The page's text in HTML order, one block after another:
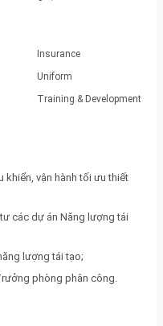
Insurance
Uniform
Training & Development
khiển, vận hành tối ưu thiết
các dự án Năng lượng tái
lượng tái tạo;
phòng phân công.